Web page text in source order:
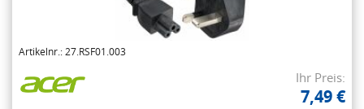
Artikelnr.: 27.RSF01.003
Ihr Preis:
7,49 €